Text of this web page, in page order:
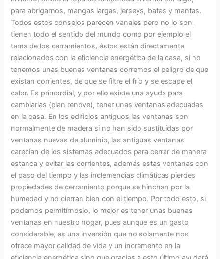
para abrigarnos, mangas largas, jerseys, batas y mantas.
Todos estos consejos parecen vanales pero no lo son,
tienen todo el sentido del mundo como por ejemplo el
tema de los cerramientos, éstos están directamente
relacionados con la eficiencia energética de la casa, si no
tenemos unas buenas ventanas corremos el peligro de que
existan corrientes, de que se filtre el frío y se escape el
calor. Es primordial, y por ello existe una ayuda para
cambiarlas (plan renove), tener unas ventanas adecuadas
en la casa. En los edificios antiguos las ventanas son
normalmente de madera si no han sido sustituídas por
ventanas nuevas de aluminio, las antiguas ventanas
carecían de los sistemas adecuados para cerrar de manera
estanca y evitar las corrientes, además estas ventanas con
el paso del tiempo y las inclemencias climáticas pierdes
propiedades de cerramiento porque se hinchan por la
humedad y no cierran bien con el tiempo. Por todo esto, si
podemos permitírnoslo, lo mejor es tener unas buenas
ventanas en nuestro hogar, pues aunque es un gasto
considerable, es una inversión que no solamente nos
ofrece mayor calidad de vida y un incremento en la